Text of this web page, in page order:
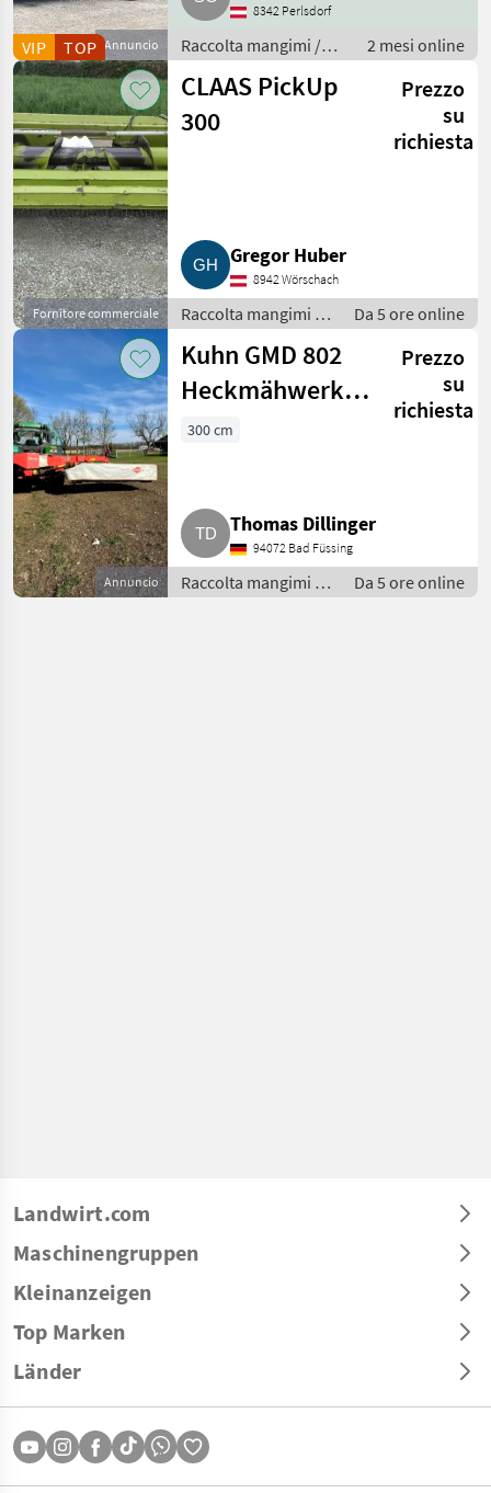
Annuncio
VIP TOP
8342 Perlsdorf
Raccolta mangimi /
Autocaricanti
2 mesi online
Fornitore commerciale
CLAAS PickUp
300
Prezzo
su
richiesta
Gregor Huber
8942 Wörschach
Raccolta mangimi /
Altre macchine per
raccolta mangimi
Da 5 ore online
Annuncio
Kuhn GMD 802
Heckmähwerk,
Mähwerk Claas,
Prezzo
su
richiesta
300 cm
Thomas Dillinger
94072 Bad Füssing
Raccolta mangimi /
Mietitrici
Da 5 ore online
Landwirt.com
Maschinengruppen
Kleinanzeigen
Top Marken
Länder